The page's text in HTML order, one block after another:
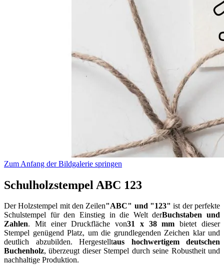
Zum Anfang der Bildgalerie springen
Schulholzstempel ABC 123
Der Holzstempel mit den Zeilen"ABC" und "123" ist der perfekte
Schulstempel für den Einstieg in die Welt derBuchstaben und
Zahlen. Mit einer Druckfläche von31 x 38 mm bietet dieser
Stempel genügend Platz, um die grundlegenden Zeichen klar und
deutlich abzubilden. Hergestelltaus hochwertigem deutschen
Buchenholz, überzeugt dieser Stempel durch seine Robustheit und
nachhaltige Produktion.